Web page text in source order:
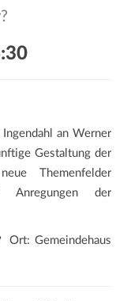
an Werner
Gestaltung der
Themenfelder
Anregungen der
Ort: Gemeindehaus